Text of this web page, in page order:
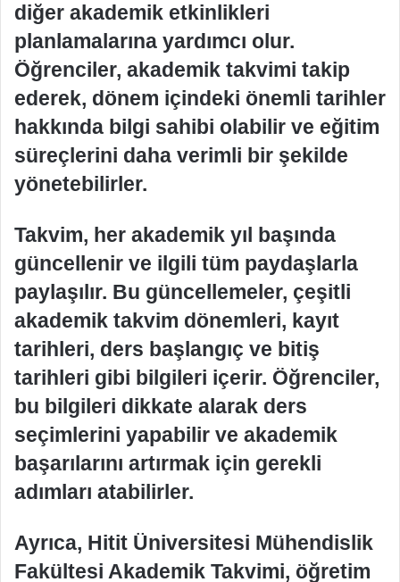
diğer akademik etkinlikleri
planlamalarına yardımcı olur.
Öğrenciler, akademik takvimi takip
ederek, dönem içindeki önemli tarihler
hakkında bilgi sahibi olabilir ve eğitim
süreçlerini daha verimli bir şekilde
yönetebilirler.
Takvim, her akademik yıl başında
güncellenir ve ilgili tüm paydaşlarla
paylaşılır. Bu güncellemeler, çeşitli
akademik takvim dönemleri, kayıt
tarihleri, ders başlangıç ve bitiş
tarihleri gibi bilgileri içerir. Öğrenciler,
bu bilgileri dikkate alarak ders
seçimlerini yapabilir ve akademik
başarılarını artırmak için gerekli
adımları atabilirler.
Ayrıca, Hitit Üniversitesi Mühendislik
Fakültesi Akademik Takvimi, öğretim